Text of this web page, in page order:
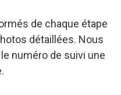
de chaque étape
détaillées. Nous
numéro de suivi une